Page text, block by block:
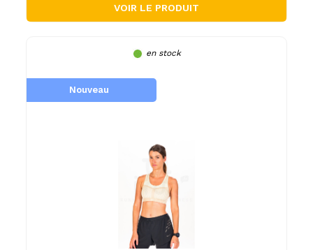
VOIR LE PRODUIT
en stock
Nouveau